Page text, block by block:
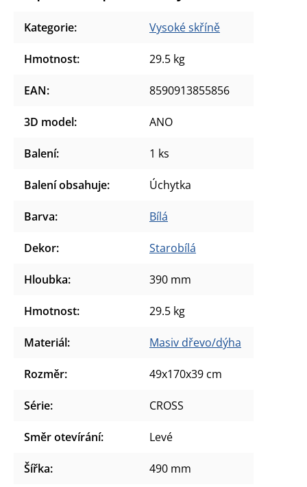
Kategorie: Vysoké skříně
Hmotnost: 29.5 kg
EAN: 8590913855856
3D model: ANO
Balení: 1 ks
Balení obsahuje: Úchytka
Barva: Bílá
Dekor: Starobílá
Hloubka: 390 mm
Hmotnost: 29.5 kg
Materiál: Masiv dřevo/dýha
Rozměr: 49x170x39 cm
Série: CROSS
Směr otevírání: Levé
Šířka: 490 mm